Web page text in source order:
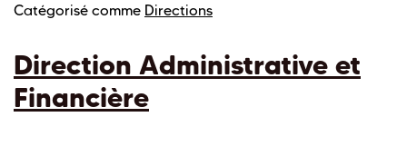
Catégorisé comme Directions
Direction Administrative et
Financière